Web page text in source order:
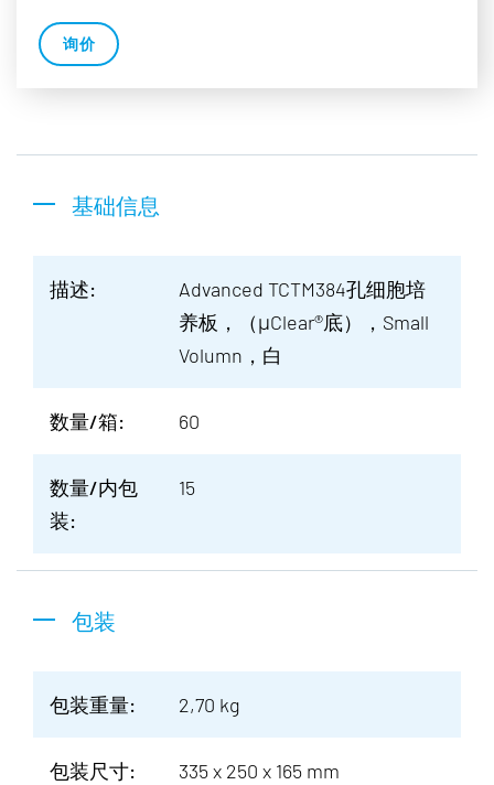
询价
基础信息
描述:
Advanced TCTM384孔细胞培
养板，（μClear®底），Small
Volumn，白
数量/箱: 60
数量/内包
装:
15
包装
包装重量: 2,70 kg
包装尺寸: 335 x 250 x 165 mm